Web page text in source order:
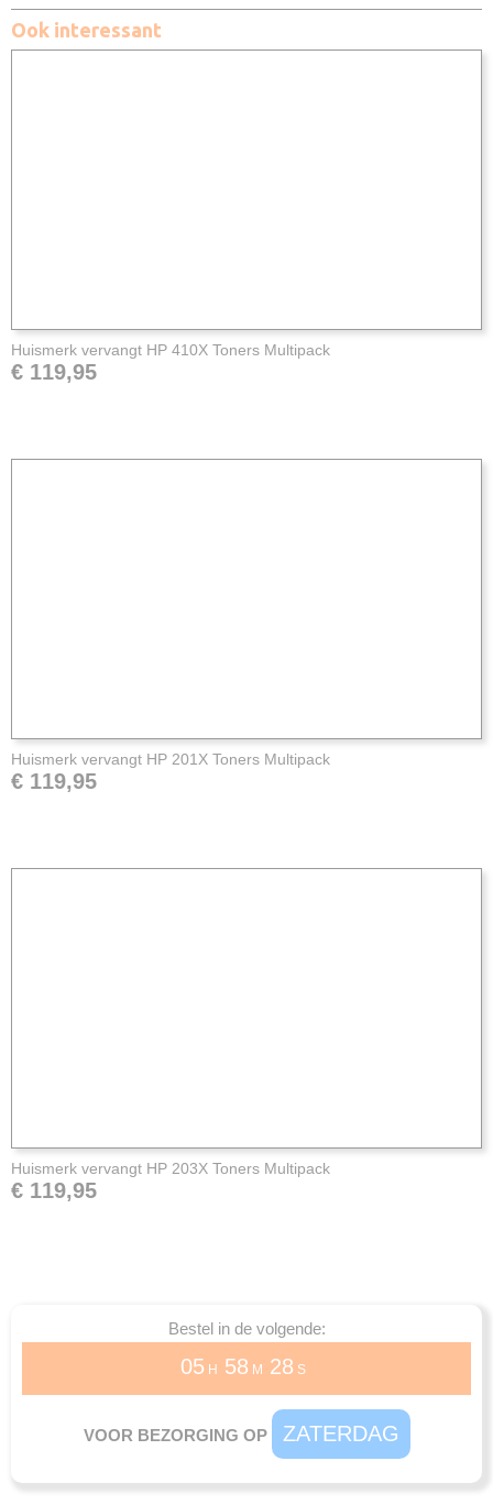
Ook interessant
Huismerk vervangt HP 410X Toners Multipack
€ 119,95
Huismerk vervangt HP 201X Toners Multipack
€ 119,95
Huismerk vervangt HP 203X Toners Multipack
€ 119,95
Bestel in de volgende:
05 H 58 M 28 S
VOOR BEZORGING OP ZATERDAG